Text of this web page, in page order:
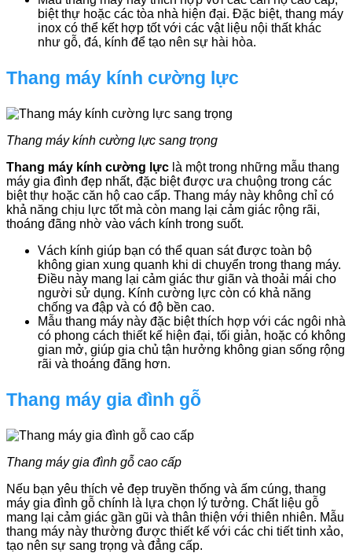
biệt thự hoặc các tòa nhà hiện đại. Đặc biệt, thang máy
inox có thể kết hợp tốt với các vật liệu nội thất khác
như gỗ, đá, kính để tạo nên sự hài hòa.
Thang máy kính cường lực
Thang máy kính cường lực sang trọng
Thang máy kính cường lực là một trong những mẫu thang
máy gia đình đẹp nhất, đặc biệt được ưa chuộng trong các
biệt thự hoặc căn hộ cao cấp. Thang máy này không chỉ có
khả năng chịu lực tốt mà còn mang lại cảm giác rộng rãi,
thoáng đãng nhờ vào vách kính trong suốt.
Vách kính giúp bạn có thể quan sát được toàn bộ
không gian xung quanh khi di chuyển trong thang máy.
Điều này mang lại cảm giác thư giãn và thoải mái cho
người sử dụng. Kính cường lực còn có khả năng
chống va đập và có độ bền cao.
Mẫu thang máy này đặc biệt thích hợp với các ngôi nhà
có phong cách thiết kế hiện đại, tối giản, hoặc có không
gian mở, giúp gia chủ tận hưởng không gian sống rộng
rãi và thoáng đãng hơn.
Thang máy gia đình gỗ
Thang máy gia đình gỗ cao cấp
Nếu bạn yêu thích vẻ đẹp truyền thống và ấm cúng, thang
máy gia đình gỗ chính là lựa chọn lý tưởng. Chất liệu gỗ
mang lại cảm giác gần gũi và thân thiện với thiên nhiên. Mẫu
thang máy này thường được thiết kế với các chi tiết tinh xảo,
tạo nên sự sang trọng và đẳng cấp.